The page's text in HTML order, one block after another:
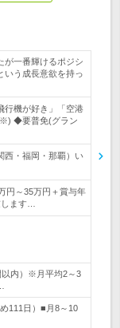
が一番輝けるポジシ
いう成長意欲を持っ
行機が好き」「空港
◆要普免(グラン
西・福岡・那覇）い
～35万円＋賞与年
ます…
以内）※月平均2～3
111日）■月8～10